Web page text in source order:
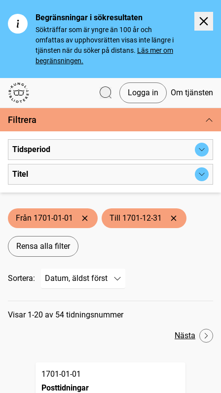
Begränsningar i sökresultaten
Sökträffar som är yngre än 100 år och
omfattas av upphovsrätten visas inte längre i
tjänsten när du söker på distans. Läs mer om
begränsningen.
Svenska tidningar
Logga in Om tjänsten
Filtrera
Tidsperiod
Titel
Från 1701-01-01 Till 1701-12-31
Rensa alla filter
Sortera:
Sökresultat
Visar 1-20 av 54 tidningsnummer
Nästa
1701-01-01
Posttidningar